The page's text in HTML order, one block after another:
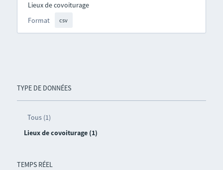
TYPE DE DONNÉES
Tous (1)
Lieux de covoiturage (1)
TEMPS RÉEL
Format csv
Lieux de covoiturage